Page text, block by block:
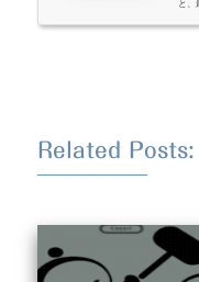
と、
Related Posts: